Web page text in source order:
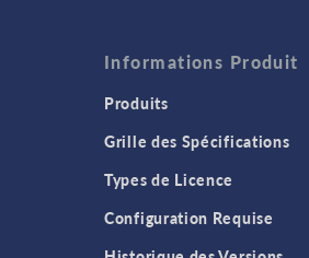
Informations Produit
Produits
Grille des Spécifications
Types de Licence
Configuration Requise